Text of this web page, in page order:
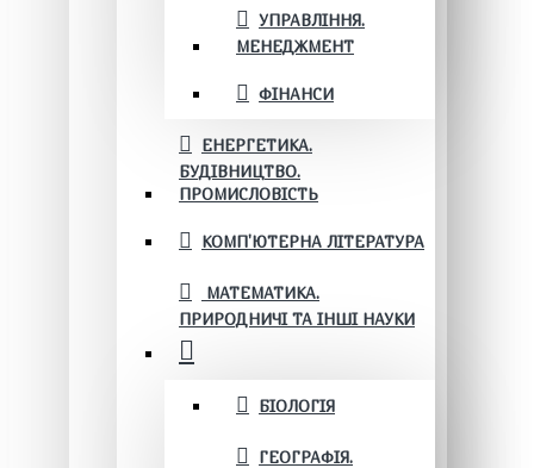
УПРАВЛІННЯ.
МЕНЕДЖМЕНТ
ФІНАНСИ
ЕНЕРГЕТИКА.
БУДІВНИЦТВО.
ПРОМИСЛОВІСТЬ
КОМП'ЮТЕРНА ЛІТЕРАТУРА
МАТЕМАТИКА.
ПРИРОДНИЧІ ТА ІНШІ НАУКИ
БІОЛОГІЯ
ГЕОГРАФІЯ.